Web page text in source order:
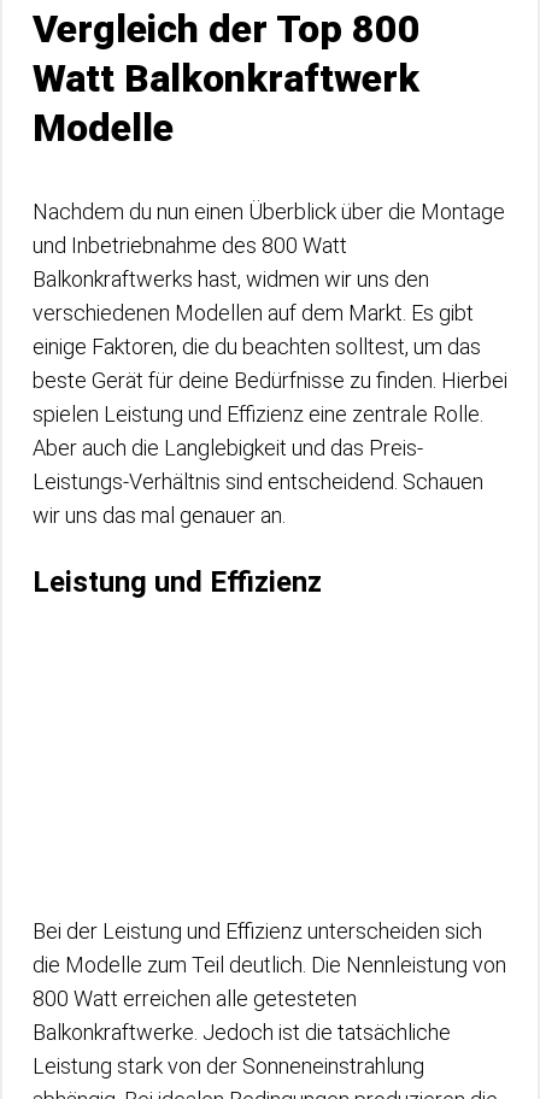
Vergleich der Top 800
Watt Balkonkraftwerk
Modelle
Nachdem du nun einen Überblick über die Montage
und Inbetriebnahme des 800 Watt
Balkonkraftwerks hast, widmen wir uns den
verschiedenen Modellen auf dem Markt. Es gibt
einige Faktoren, die du beachten solltest, um das
beste Gerät für deine Bedürfnisse zu finden. Hierbei
spielen Leistung und Effizienz eine zentrale Rolle.
Aber auch die Langlebigkeit und das Preis-
Leistungs-Verhältnis sind entscheidend. Schauen
wir uns das mal genauer an.
Leistung und Effizienz
Bei der Leistung und Effizienz unterscheiden sich
die Modelle zum Teil deutlich. Die Nennleistung von
800 Watt erreichen alle getesteten
Balkonkraftwerke. Jedoch ist die tatsächliche
Leistung stark von der Sonneneinstrahlung